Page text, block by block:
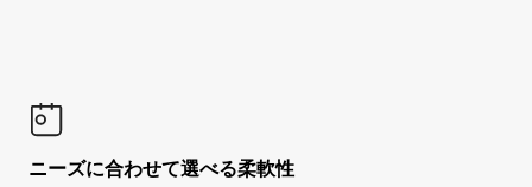
ニーズに合わせて選べる柔軟性